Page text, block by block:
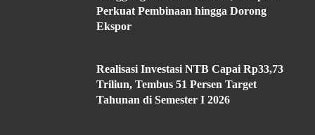
Perkuat Pembinaan hingga Dorong
Ekspor
Realisasi Investasi NTB Capai Rp33,73
Triliun, Tembus 51 Persen Target
Tahunan di Semester I 2026